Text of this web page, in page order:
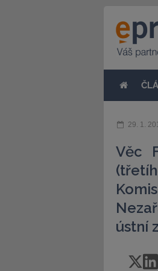
29. 1.
Věc
ústní